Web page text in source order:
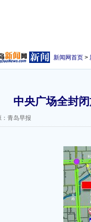
新闻网首页 >
中央广场全封
：青岛早报